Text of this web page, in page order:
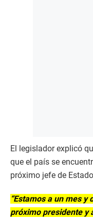
El legislador explicó
que el país se
próximo jefe de
“Estamos a un mes
próximo presidente y